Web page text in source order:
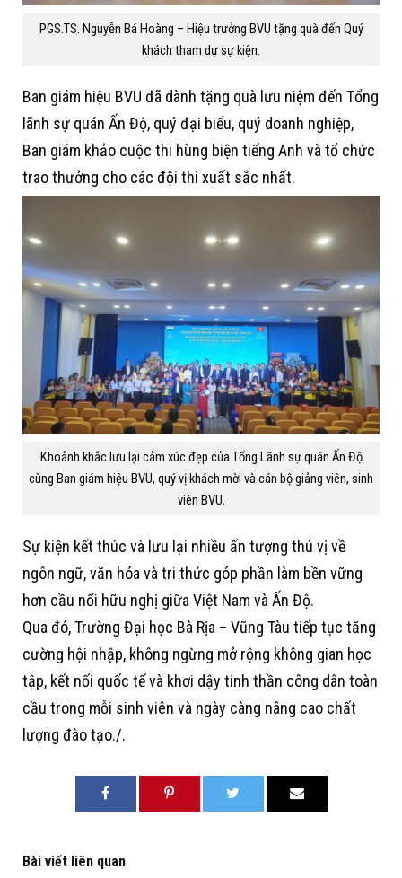
PGS.TS. Nguyễn Bá Hoàng – Hiệu trưởng BVU tặng quà đến Quý
khách tham dự sự kiện.
Ban giám hiệu BVU đã dành tặng quà lưu niệm đến Tổng
lãnh sự quán Ấn Độ, quý đại biểu, quý doanh nghiệp,
Ban giám khảo cuộc thi hùng biện tiếng Anh và tổ chức
trao thưởng cho các đội thi xuất sắc nhất.
Khoảnh khắc lưu lại cảm xúc đẹp của Tổng Lãnh sự quán Ấn Độ
cùng Ban giám hiệu BVU, quý vị khách mời và cán bộ giảng viên, sinh
viên BVU.
Sự kiện kết thúc và lưu lại nhiều ấn tượng thú vị về
ngôn ngữ, văn hóa và tri thức góp phần làm bền vững
hơn cầu nối hữu nghị giữa Việt Nam và Ấn Độ.
Qua đó, Trường Đại học Bà Rịa – Vũng Tàu tiếp tục tăng
cường hội nhập, không ngừng mở rộng không gian học
tập, kết nối quốc tế và khơi dậy tinh thần công dân toàn
cầu trong mỗi sinh viên và ngày càng nâng cao chất
lượng đào tạo./.
Bài viết liên quan